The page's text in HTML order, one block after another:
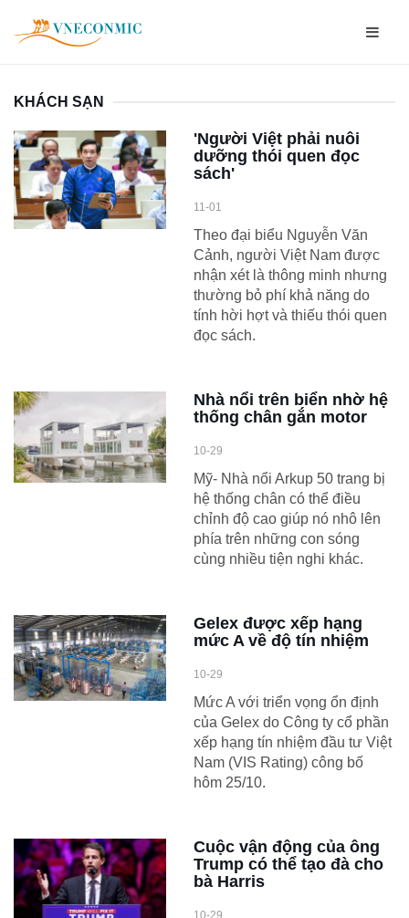
KHÁCH SẠN
'Người Việt phải nuôi
dưỡng thói quen đọc
sách'
11-01
Theo đại biểu Nguyễn Văn
Cảnh, người Việt Nam được
nhận xét là thông minh nhưng
thường bỏ phí khả năng do
tính hời hợt và thiếu thói quen
đọc sách.
Nhà nổi trên biển nhờ hệ
thống chân gắn motor
10-29
Mỹ- Nhà nổi Arkup 50 trang bị
hệ thống chân có thể điều
chỉnh độ cao giúp nó nhô lên
phía trên những con sóng
cùng nhiều tiện nghi khác.
Gelex được xếp hạng
mức A về độ tín nhiệm
10-29
Mức A với triển vọng ổn định
của Gelex do Công ty cổ phần
xếp hạng tín nhiệm đầu tư Việt
Nam (VIS Rating) công bố
hôm 25/10.
Cuộc vận động của ông
Trump có thể tạo đà cho
bà Harris
10-29